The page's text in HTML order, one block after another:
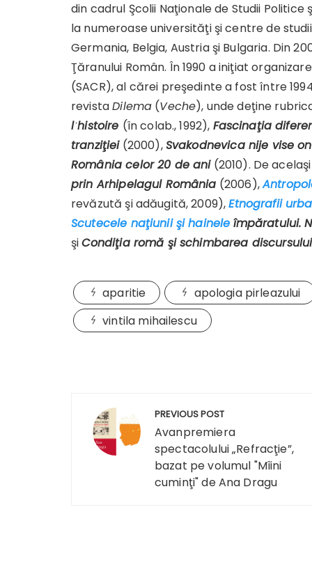
din cadrul Şcolii Naţionale de Studii
la numeroase universităţi şi centre de
Germania, Belgia, Austria şi Bulgaria. Din
Ţăranului Român. În 1990 a iniţiat
(SACR), al cărei preşedinte a fost între
revistaDilema (Veche), unde deţine
lʾhistoire (în colab., 1992), Fascinaţia
tranziţiei(2000),Svakodnevica nije vise
România celor 20 de ani(2010). De
prin Arhipelagul România (2006),
revăzută şi adăugită, 2009),Etnografii
Scutecele naţiunii şi hainele împăratului.
şiCondiţia romă şi schimbarea discursului
aparitie
apologia pirleazului
vintila mihailescu
Navigare
articole
PREVIOUS POST
Avanpremiera
spectacolului „Refracţie”,
bazat pe volumul "Mîini
cuminţi" de Ana Dragu